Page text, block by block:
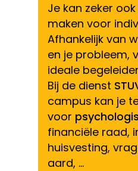
Je kan zeker
maken voor
Afhankelijk van
en je probleem,
ideale
Bij de dienst
campus kan je
voor
financiële raad,
huisvesting,
aard, …